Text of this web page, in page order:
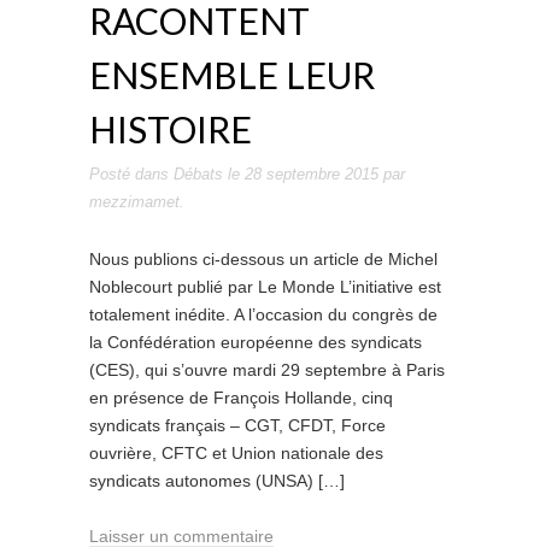
RACONTENT
ENSEMBLE LEUR
HISTOIRE
Posté dans Débats le 28 septembre 2015 par
mezzimamet.
Nous publions ci-dessous un article de Michel
Noblecourt publié par Le Monde L’initiative est
totalement inédite. A l’occasion du congrès de
la Confédération européenne des syndicats
(CES), qui s’ouvre mardi 29 septembre à Paris
en présence de François Hollande, cinq
syndicats français – CGT, CFDT, Force
ouvrière, CFTC et Union nationale des
syndicats autonomes (UNSA) […]
Laisser un commentaire